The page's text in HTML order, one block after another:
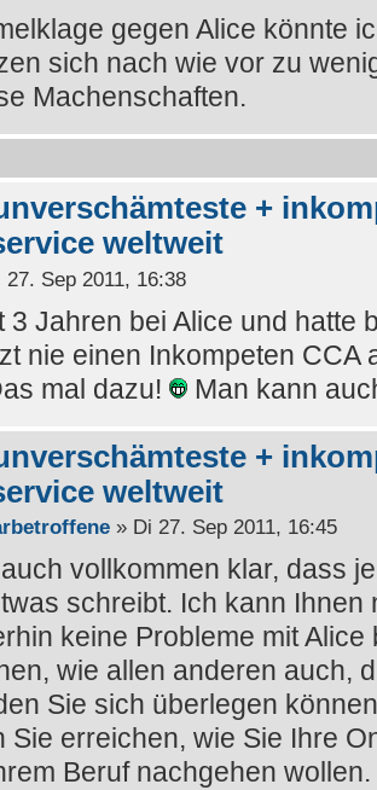
gegen Alice könnte
sich nach wie vor zu
Machenschaften.
+
weltweit
Sep 2011, 16:38
3 Jahren bei Alice und hatte
nie einen Inkompeten CCA
mal dazu!
Man kann
+
weltweit
» Di 27. Sep 2011, 16:45
vollkommen klar, dass
schreibt. Ich kann
keine Probleme mit
wie allen anderen auch,
Sie sich überlegen
Sie erreichen, wie Sie Ihre
Beruf nachgehen wollen.